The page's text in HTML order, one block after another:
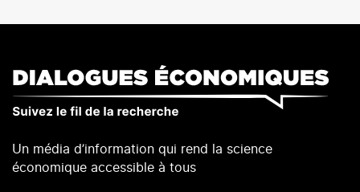
Un média d’information qui rend la science
économique accessible à tous